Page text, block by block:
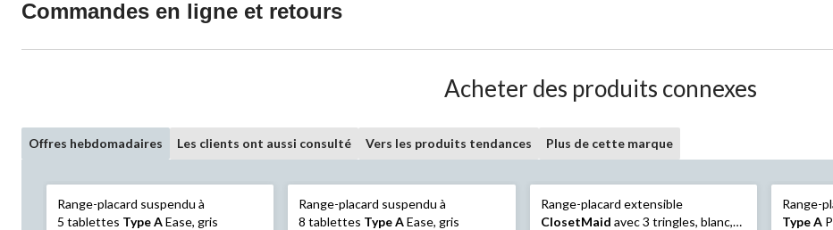
Commandes en ligne et retours
Acheter des produits connexes
Offres hebdomadaires Les clients ont aussi consulté Vers les produits tendances Plus de cette marque
Range-placard suspendu à
5 tablettes Type AEase, gris
Range-placard suspendu à
8 tablettes Type AEase, gris
Range-placard extensible
ClosetMaid avec 3 tringles, blanc,
Range-
Type A